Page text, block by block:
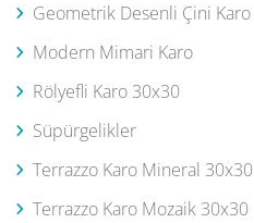
Geometrik Desenli Çini Karo
Modern Mimari Karo
Rölyefli Karo 30x30
Süpürgelikler
Terrazzo Karo Mineral 30x30
Terrazzo Karo Mozaik 30x30